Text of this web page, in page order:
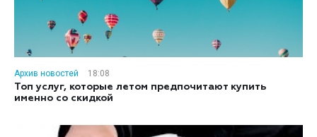
Архив новостей
18:08
Топ услуг, которые летом предпочитают купить
именно со скидкой